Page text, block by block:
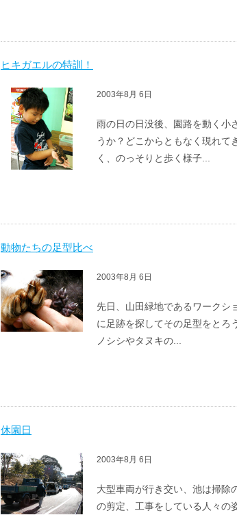
ヒキガエルの特訓！
2003年8月 6日
雨の日の日没後、園路を動く小
うか？どこからともなく現れて
く、のっそりと歩く様子...
動物たちの足型比べ
2003年8月 6日
先日、山田緑地であるワークシ
に足跡を探してその足型をとろ
ノシシやタヌキの...
休園日
2003年8月 6日
大型車両が行き交い、池は掃除
の剪定、工事をしている人々の